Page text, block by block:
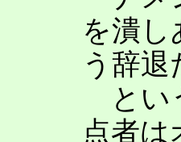
を潰
う辞
とい
点者